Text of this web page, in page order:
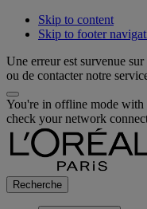
Skip to content
Skip to footer
Une erreur est survenue
ou de contacter notre
You're in offline mode with
check your network
Recherche